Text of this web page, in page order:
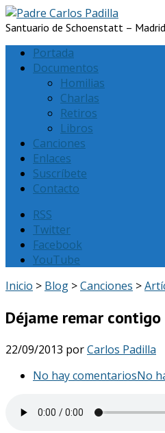
Santuario de Schoenstatt – Madrid
Portada
Documentos
Homilias
Charlas
Retiros
Libros
Canciones
Enlaces
Suscríbete
Contacto
RSS
Twitter
Facebook
YouTube
Inicio > Blog >Canciones >
Déjame remar contigo
22/09/2013 porCarlos Padilla
No hay comentariosNo